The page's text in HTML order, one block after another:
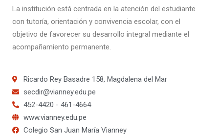
La institución está centrada en la atención del estudiante
con tutoría, orientación y convivencia escolar, con el
objetivo de favorecer su desarrollo integral mediante el
acompañamiento permanente.
Ricardo Rey Basadre 158, Magdalena del Mar
secdir@vianney.edu.pe
452-4420 - 461-4664
www.vianney.edu.pe
Colegio San Juan María Vianney